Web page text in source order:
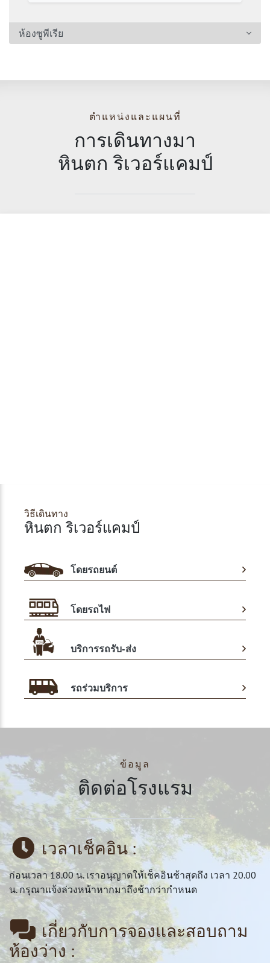
ห้องซูพีเรีย
ตำแหน่งและแผนที่
การเดินทางมา
หินตก ริเวอร์แคมป์
วิธีเดินทาง
หินตก ริเวอร์แคมป์
โดยรถยนต์
โดยรถไฟ
บริการรถรับ-ส่ง
รถร่วมบริการ
ข้อมูล
ติดต่อโรงแรม
เวลาเช็คอิน :
ก่อนเวลา 18.00 น. เราอนุญาตให้เช็คอินช้าสุดถึง เวลา 20.00
น. กรุณาแจ้งล่วงหน้าหากมาถึงช้ากว่ากำหนด
เกี่ยวกับการจองและสอบถาม
ห้องว่าง :